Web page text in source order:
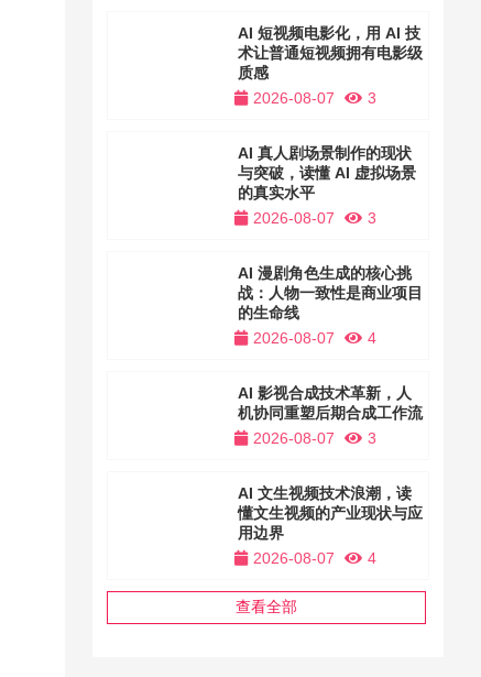
AI 短视频电影化，用 AI 技
术让普通短视频拥有电影级
质感
2026-08-07
3
AI 真人剧场景制作的现状
与突破，读懂 AI 虚拟场景
的真实水平
2026-08-07
3
AI 漫剧角色生成的核心挑
战：人物一致性是商业项目
的生命线
2026-08-07
4
AI 影视合成技术革新，人
机协同重塑后期合成工作流
2026-08-07
3
AI 文生视频技术浪潮，读
懂文生视频的产业现状与应
用边界
2026-08-07
4
查看全部